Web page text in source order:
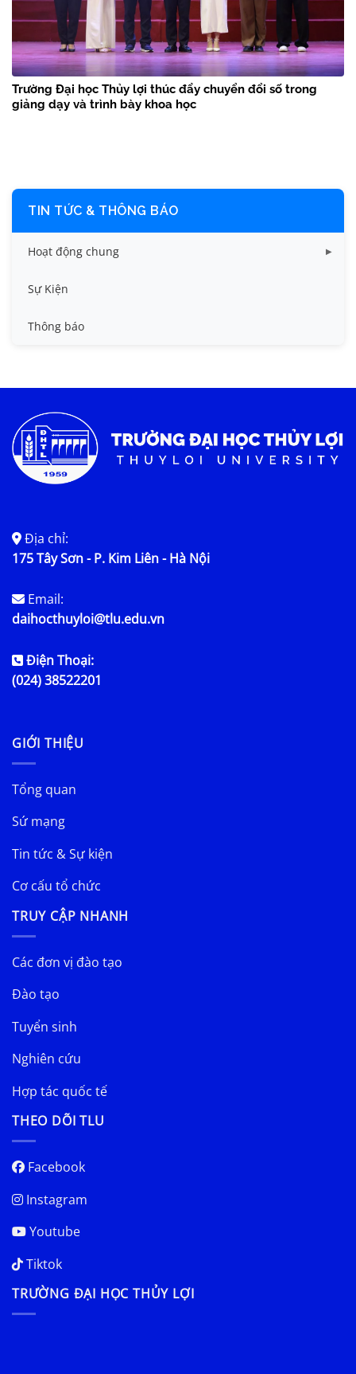
Trường Đại học Thủy lợi thúc đẩy chuyển đổi số trong
giảng dạy và trình bày khoa học
TIN TỨC & THÔNG BÁO
Hoạt động chung
Tin công tác sinh viên
Tin đào tạo
Tin tức chung
Sự Kiện
Thông báo
Địa chỉ:
175 Tây Sơn - P. Kim Liên - Hà Nội
Email:
daihocthuyloi@tlu.edu.vn
Điện Thoại:
(024) 38522201
GIỚI THIỆU
Tổng quan
Sứ mạng
Tin tức & Sự kiện
Cơ cấu tổ chức
TRUY CẬP NHANH
Các đơn vị đào tạo
Đào tạo
Tuyển sinh
Nghiên cứu
Hợp tác quốc tế
THEO DÕI TLU
Facebook
Instagram
Youtube
Tiktok
TRƯỜNG ĐẠI HỌC THỦY LỢI